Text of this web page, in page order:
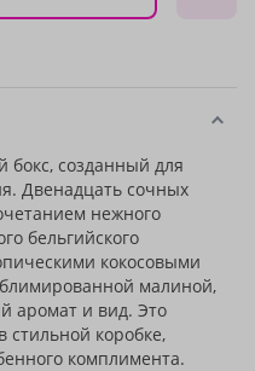
созданный для
Двенадцать сочных
нежного
бельгийского
кокосовыми
малиной,
аромат и вид. Это
стильной коробке,
комплимента.